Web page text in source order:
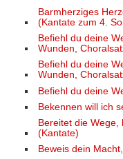
Barmherziges
(Kantate zum 4.
Befiehl du deine
Wunden,
Befiehl du deine
Wunden,
Befiehl du deine
Bekennen will ich
Bereitet die Wege,
(Kantate)
Beweis dein